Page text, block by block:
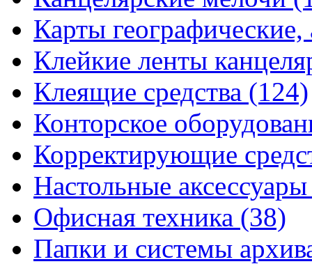
Карты
Клейкие ленты
Клеящие средства (124)
Конторское
Корректирующие
Настольные
Офисная техника (38)
Папки и системы